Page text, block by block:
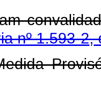
nº 1.593-